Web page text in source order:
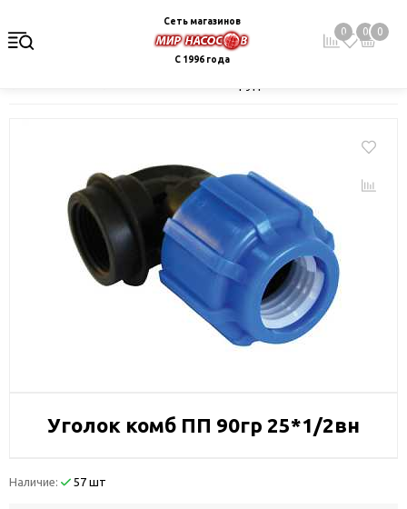
Сеть магазинов
С 1996 года
0 0 0
Уголок комб ПП 90гр 25*1/2вн
Наличие: 57 шт